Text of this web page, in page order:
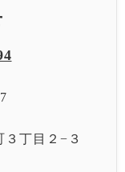
３丁目２−３